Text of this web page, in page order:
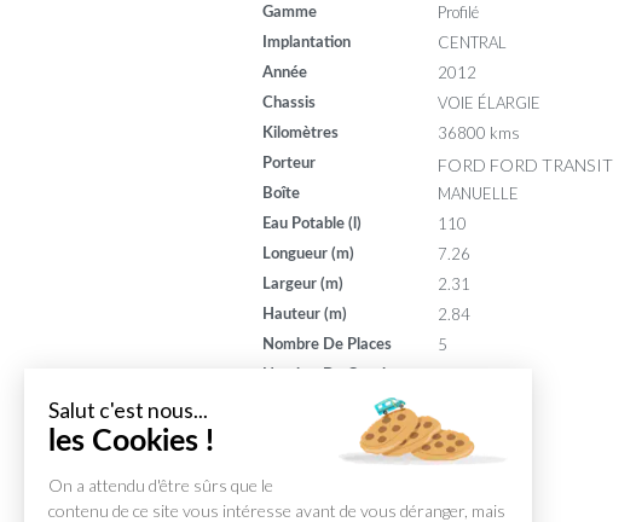
Gamme Profilé
Implantation CENTRAL
Année 2012
Chassis VOIE ÉLARGIE
Kilomètres 36800 kms
Porteur FORD FORD TRANSIT
Boîte MANUELLE
Eau Potable (l) 110
Longueur (m) 7.26
Largeur (m) 2.31
Hauteur (m) 2.84
Nombre De Places 5
7
Salut c'est nous...
les Cookies !
On a attendu d'être sûrs que le
contenu de ce site vous intéresse avant de vous déranger, mais